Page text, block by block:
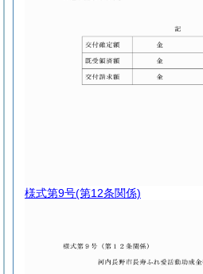
様式第9号(第12条関係)